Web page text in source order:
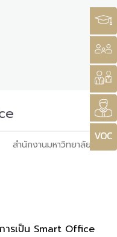
สำนักงานมหาวิทยาลัย
ารเป็น Smart Office